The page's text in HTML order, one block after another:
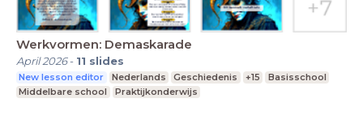
Werkvormen: Demaskarade
April 2026- 11 slides
New lesson editor Nederlands Geschiedenis +15
Basisschool
Middelbare school
Praktijkonderwijs